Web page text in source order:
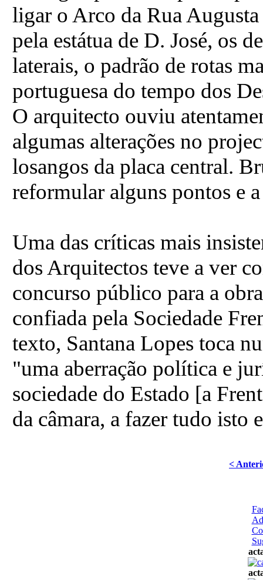
ligar o Arco da Rua Augusta
pela estátua de D. José, os
laterais, o padrão de rotas
portuguesa do tempo dos
O arquitecto ouviu
algumas alterações no
losangos da placa central.
reformular alguns pontos e
Uma das críticas mais
dos Arquitectos teve a ver
concurso público para a
confiada pela Sociedade
texto, Santana Lopes toca
"uma aberração política e
sociedade do Estado [a
da câmara, a fazer tudo isto
<